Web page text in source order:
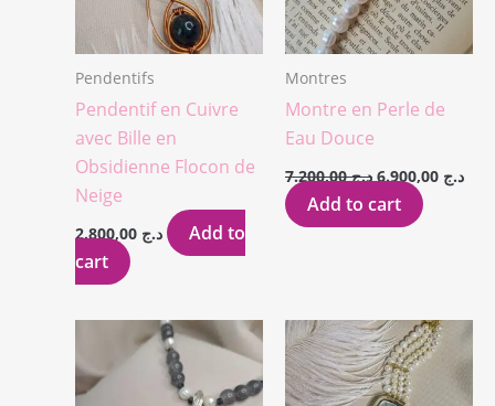
Pendentifs
Pendentif en Cuivre
avec Bille en
Obsidienne Flocon de
Neige
د.ج
Add to
cart
Montres
Montre en Perle de
Eau Douce
د.ج7.200,00 د.ج
Add to cart